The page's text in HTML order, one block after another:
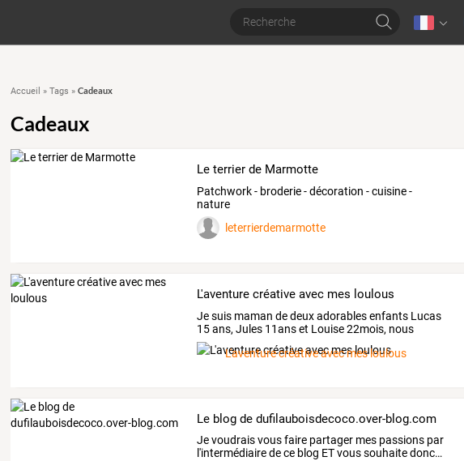
Accueil » Tags » Cadeaux
Cadeaux
Le terrier de Marmotte
Patchwork - broderie - décoration - cuisine -
nature
leterrierdemarmotte
L'aventure créative avec mes loulous
Jesuis maman dedeuxadorablesenfants Lucas
15ans, Jules 11anset Louise22mois, nous
adorons
L'aventure créative avec mes loulous
Le blog de dufilauboisdecoco.over-blog.com
Jevoudraisvousfaire partager mes passions par
l'intermédiairedece blog ETvoussouhaitedonc…